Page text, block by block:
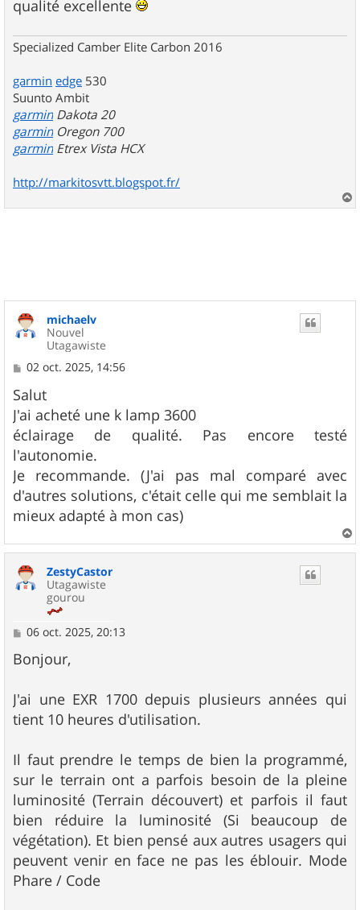
qualité excellente
Specialized Camber Elite Carbon 2016
garmin edge 530
Suunto Ambit
garmin Dakota 20
garmin Oregon 700
garmin Etrex Vista HCX
http://markitosvtt.blogspot.fr/
a
michaelv
Nouvel
Utagawiste
M
s
s
a
g
e
02 oct. 2025, 14:56
Salut
J'ai acheté une k lamp 3600
éclairage de qualité. Pas encore testé
l'autonomie.
Je recommande. (J'ai pas mal comparé avec
d'autres solutions, c'était celle qui me semblait la
mieux adapté à mon cas)
a
ZestyCastor
Utagawiste
gourou
M
s
s
g
e
06 oct. 2025, 20:13
Bonjour,
J'ai une EXR 1700 depuis plusieurs années qui
tient 10 heures d'utilisation.
Il faut prendre le temps de bien la programmé,
sur le terrain ont a parfois besoin de la pleine
luminosité (Terrain découvert) et parfois il faut
bien réduire la luminosité (Si beaucoup de
végétation). Et bien pensé aux autres usagers qui
peuvent venir en face ne pas les éblouir. Mode
Phare / Code